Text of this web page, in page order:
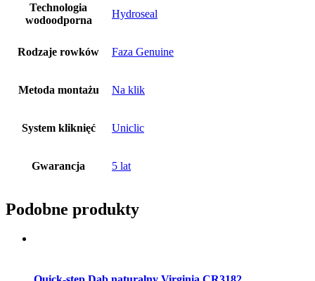
Technologia
wodoodporna
Hydroseal
Rodzaje rowków Faza Genuine
Metoda montażu Na klik
System kliknięć Uniclic
Gwarancja 5 lat
Podobne produkty